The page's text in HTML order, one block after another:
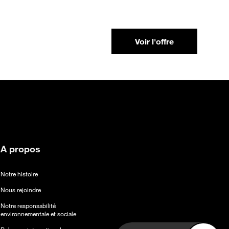
Voir l'offre
A propos
Notre histoire
Nous rejoindre
Notre responsabilité
environnementale et sociale